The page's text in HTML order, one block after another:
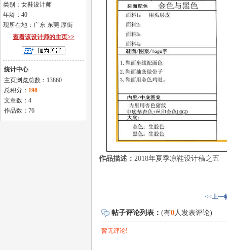
类别：女鞋设计师
年龄：40
现所在地：广东 东莞 厚街
查看该设计师的主页>>
统计中心
主页浏览总数：13860
总积分： 198
文章数：4
作品数：76
作品描述： 2018年夏季凉鞋设计稿之五
<<上一
帖子评论列表： (有0人发表评论)
暂无评论!